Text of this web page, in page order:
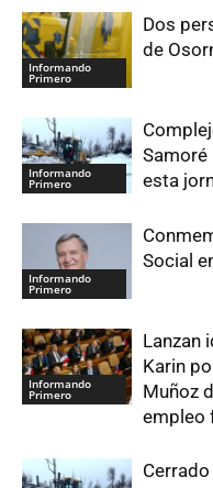
Informando
Primero
Dos
de
Informando
Primero
Samoré
esta
Informando
Primero
Social
Informando
Primero
Lanzan
Karin
Muñoz
empleo